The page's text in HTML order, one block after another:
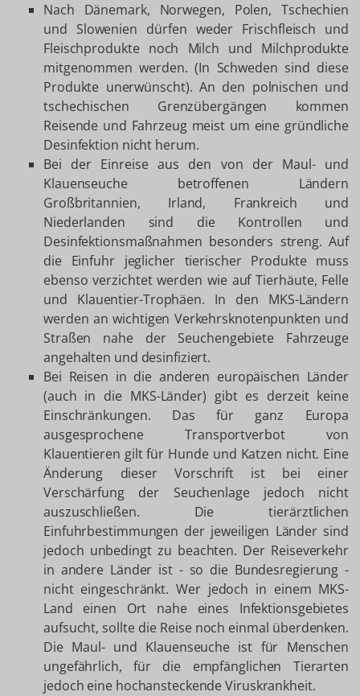
Nach Dänemark, Norwegen, Polen, Tschechien
und Slowenien dürfen weder Frischfleisch und
Fleischprodukte noch Milch und Milchprodukte
mitgenommen werden. (In Schweden sind diese
Produkte unerwünscht). An den polnischen und
tschechischen Grenzübergängen kommen
Reisende und Fahrzeug meist um eine gründliche
Desinfektion nicht herum.
Bei der Einreise aus den von der Maul- und
Klauenseuche betroffenen Ländern
Großbritannien, Irland, Frankreich und
Niederlanden sind die Kontrollen und
Desinfektionsmaßnahmen besonders streng. Auf
die Einfuhr jeglicher tierischer Produkte muss
ebenso verzichtet werden wie auf Tierhäute, Felle
und Klauentier-Trophäen. In den MKS-Ländern
werden an wichtigen Verkehrsknotenpunkten und
Straßen nahe der Seuchengebiete Fahrzeuge
angehalten und desinfiziert.
Bei Reisen in die anderen europäischen Länder
(auch in die MKS-Länder) gibt es derzeit keine
Einschränkungen. Das für ganz Europa
ausgesprochene Transportverbot von
Klauentieren gilt für Hunde und Katzen nicht. Eine
Änderung dieser Vorschrift ist bei einer
Verschärfung der Seuchenlage jedoch nicht
auszuschließen. Die tierärztlichen
Einfuhrbestimmungen der jeweiligen Länder sind
jedoch unbedingt zu beachten. Der Reiseverkehr
in andere Länder ist - so die Bundesregierung -
nicht eingeschränkt. Wer jedoch in einem MKS-
Land einen Ort nahe eines Infektionsgebietes
aufsucht, sollte die Reise noch einmal überdenken.
Die Maul- und Klauenseuche ist für Menschen
ungefährlich, für die empfänglichen Tierarten
jedoch eine hochansteckende Viruskrankheit.